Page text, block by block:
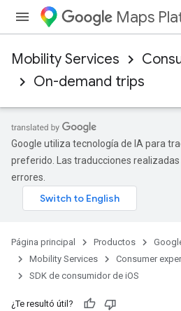
Maps
Mobility Services
On-demand trips
Google utiliza tecnología de IA para
preferido. Las traducciones
errores.
Página principal Productos
Mobility Services
Consumer
SDK de consumidor de iOS
¿Te resultó útil?